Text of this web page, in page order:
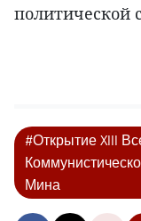
политической
#Открытие XIII
Мина